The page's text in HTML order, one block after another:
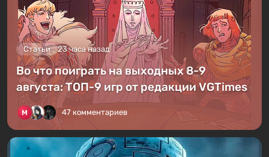
Статьи 23 часа назад
Во что поиграть на выходных 8-9
августа: ТОП-9 игр от редакции VGTimes
47 комментариев